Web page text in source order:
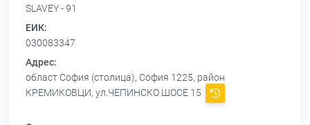
SLAVEY - 91
ЕИК:
030083347
Адрес:
област София (столица), София 1225, район
КРЕМИКОВЦИ, ул.ЧЕПИНСКО ШОСЕ 15